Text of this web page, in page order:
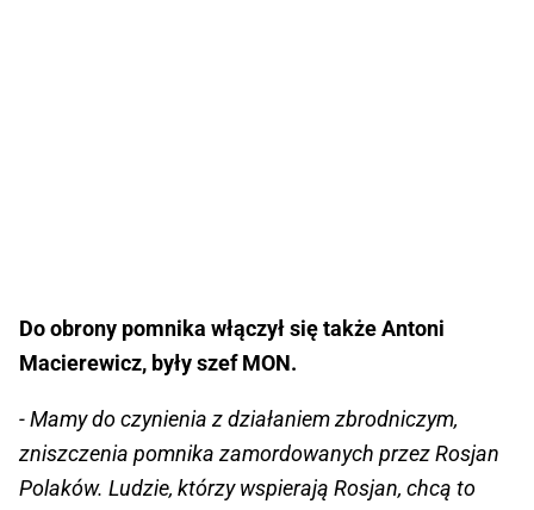
Do obrony pomnika włączył się także Antoni
Macierewicz, były szef MON.
- Mamy do czynienia z działaniem zbrodniczym,
zniszczenia pomnika zamordowanych przez Rosjan
Polaków. Ludzie, którzy wspierają Rosjan, chcą to